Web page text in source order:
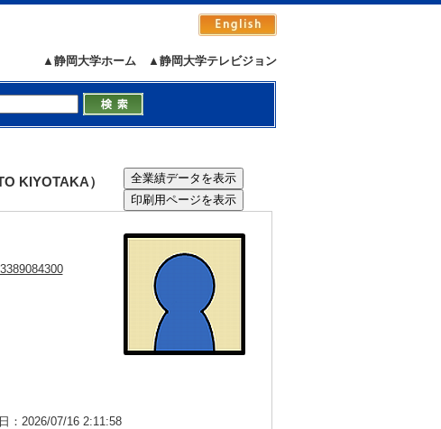
▲静岡大学テレビジョン
▲静岡大学ホーム
KIYOTAKA）
：2026/07/16 2:11:58